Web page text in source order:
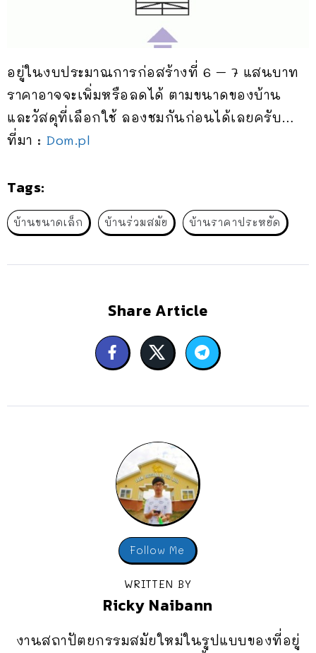
อยู่ในงบประมาณการก่อสร้างที่ 6 – 7 แสนบาท
ราคาอาจจะเพิ่มหรือลดได้ ตามขนาดของบ้าน
และวัสดุที่เลือกใช้ ลองชมกันก่อนได้เลยครับ…
ที่มา : Dom.pl
Tags:
บ้านขนาดเล็ก บ้านร่วมสมัย บ้านราคาประหยัด
Share Article
Follow Me
WRITTEN BY
Ricky Naibann
งานสถาปัตยกรรมสมัยใหม่ในรูปแบบของที่อยู่